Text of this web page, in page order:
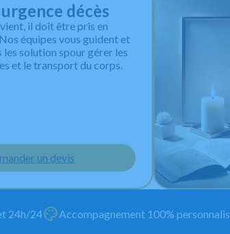
décès
il doit être pris en
équipes vous guident et
solution spour gérer les
et le transport du corps.
un devis
24h/24 Accompagnement 100%